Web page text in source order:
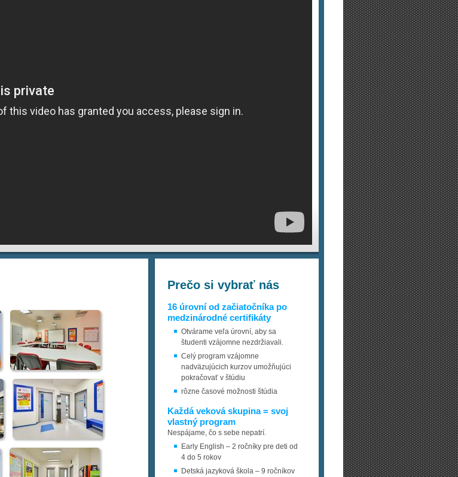
Prečo si vybrať nás
16 úrovní od začiatočníka po
medzinárodné certifikáty
Otvárame veľa úrovní, aby sa
študenti vzájomne nezdržiavali.
Celý program vzájomne
nadväzujúcich kurzov umožňujúci
pokračovať v štúdiu
rôzne časové možnosti štúdia
Každá veková skupina = svoj
vlastný program
Nespájame, čo s sebe nepatrí.
Early English – 2 ročníky pre deti od
4 do 5 rokov
Detská jazyková škola – 9 ročníkov